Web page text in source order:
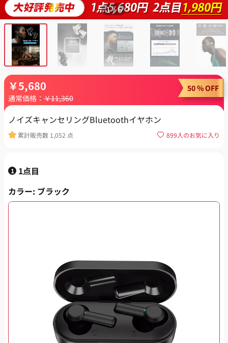
1/6
￥5,680
通常価格： ￥11,360
50 % OFF
ノイズキャンセリングBluetoothイヤホン
累計販売数 1,052 点 899人のお気に入り
1 1点目
カラー: ブラック